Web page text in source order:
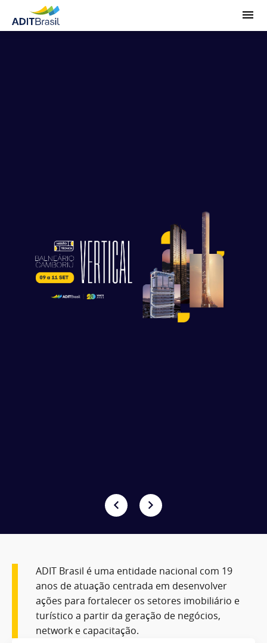
ADIT Brasil é uma entidade nacional com 19
anos de atuação centrada em desenvolver
ações para fortalecer os setores imobiliário e
turístico a partir da geração de negócios,
network e capacitação.